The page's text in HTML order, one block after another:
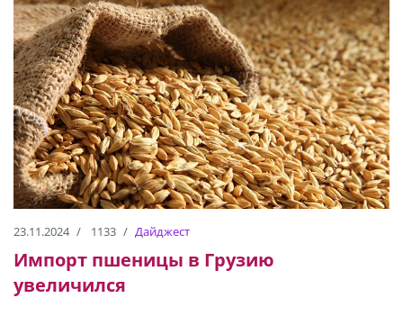
23.11.2024 1133 Дайджест
Импорт пшеницы в Грузию
увеличился